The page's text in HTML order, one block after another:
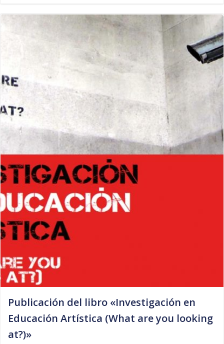
Publicación del libro «Investigación en
Educación Artística (What are you looking
at?)»